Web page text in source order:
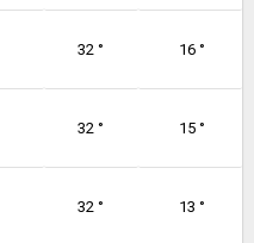
32 ° 16 °
32 ° 15 °
32 ° 13 °